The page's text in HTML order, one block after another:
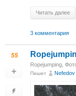
Читать далее
3 комментария
55
Ropejumping
Пишет